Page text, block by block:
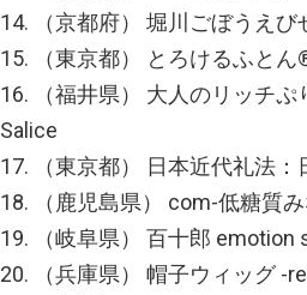
14. （京都府） 堀川ごぼうえ
15. （東京都） とろけるふと
16. （福井県） 大人のリッチぷ
Salice
17. （東京都） 日本近代礼法：
18. （鹿児島県） com-低糖質
19. （岐阜県） 百十郎
20. （兵庫県） 帽子ウィッグ -